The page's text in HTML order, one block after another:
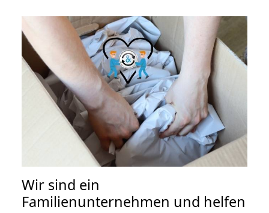
Wir sind ein
Familienunternehmen und helfen